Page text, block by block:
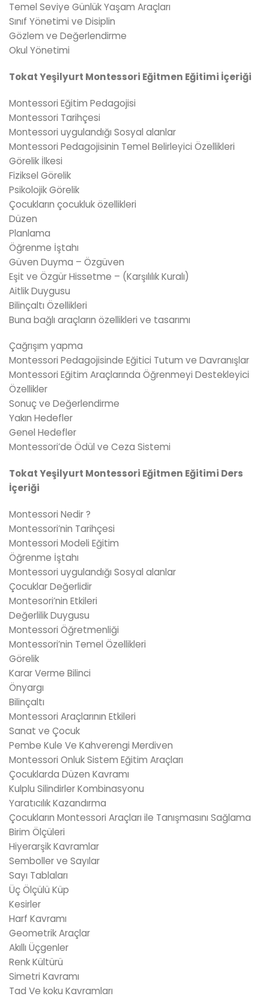
Temel Seviye Günlük Yaşam Araçları
Sınıf Yönetimi ve Disiplin
Gözlem ve Değerlendirme
Okul Yönetimi
Tokat Yeşilyurt Montessori Eğitmen Eğitimi İçeriği
Montessori Eğitim Pedagojisi
Montessori Tarihçesi
Montessori uygulandığı Sosyal alanlar
Montessori Pedagojisinin Temel Belirleyici Özellikleri
Görelik İlkesi
Fiziksel Görelik
Psikolojik Görelik
Çocukların çocukluk özellikleri
Düzen
Planlama
Öğrenme İştahı
Güven Duyma – Özgüven
Eşit ve Özgür Hissetme – (Karşılılık Kuralı)
Aitlik Duygusu
Bilinçaltı Özellikleri
Buna bağlı araçların özellikleri ve tasarımı
Çağrışım yapma
Montessori Pedagojisinde Eğitici Tutum ve Davranışlar
Montessori Eğitim Araçlarında Öğrenmeyi Destekleyici
Özellikler
Sonuç ve Değerlendirme
Yakın Hedefler
Genel Hedefler
Montessori’de Ödül ve Ceza Sistemi
Tokat Yeşilyurt Montessori Eğitmen Eğitimi Ders
İçeriği
Montessori Nedir ?
Montessori’nin Tarihçesi
Montessori Modeli Eğitim
Öğrenme İştahı
Montessori uygulandığı Sosyal alanlar
Çocuklar Değerlidir
Montesori’nin Etkileri
Değerlilik Duygusu
Montessori Öğretmenliği
Montessori’nin Temel Özellikleri
Görelik
Karar Verme Bilinci
Önyargı
Bilinçaltı
Montessori Araçlarının Etkileri
Sanat ve Çocuk
Pembe Kule Ve Kahverengi Merdiven
Montessori Onluk Sistem Eğitim Araçları
Çocuklarda Düzen Kavramı
Kulplu Silindirler Kombinasyonu
Yaratıcılık Kazandırma
Çocukların Montessori Araçları ile Tanışmasını Sağlama
Birim Ölçüleri
Hiyerarşik Kavramlar
Semboller ve Sayılar
Sayı Tablaları
Üç Ölçülü Küp
Kesirler
Harf Kavramı
Geometrik Araçlar
Akıllı Üçgenler
Renk Kültürü
Simetri Kavramı
Tad Ve koku Kavramları